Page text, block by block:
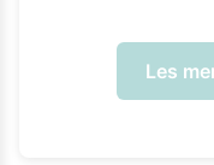
Les